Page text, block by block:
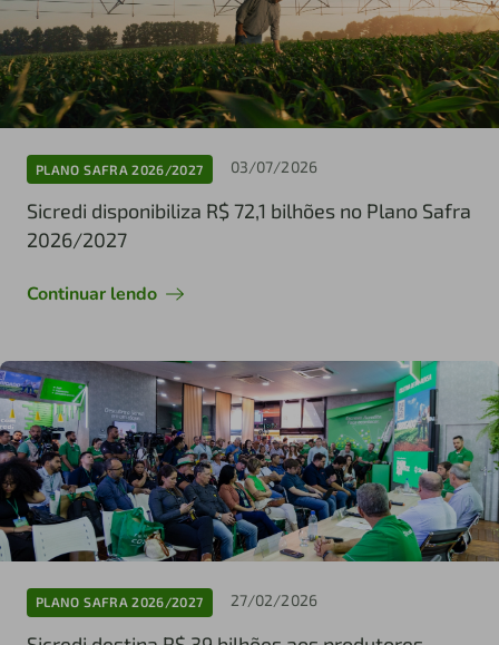
PLANO SAFRA 2026/2027 03/07/2026
Sicredi disponibiliza R$ 72,1 bilhões no Plano Safra
2026/2027
Continuar lendo
PLANO SAFRA 2026/2027 27/02/2026